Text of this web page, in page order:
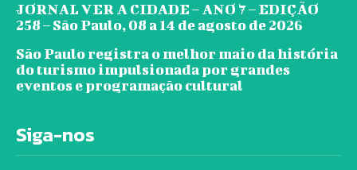
JORNAL VER A CIDADE – ANO 7 – EDIÇÃO
258 – São Paulo, 08 a 14 de agosto de 2026
São Paulo registra o melhor maio da história
do turismo impulsionada por grandes
eventos e programação cultural
Siga-nos